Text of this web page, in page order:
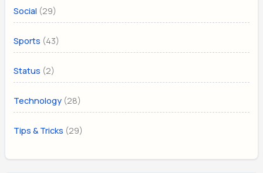
Social (29)
Sports (43)
Status (2)
Technology (28)
Tips & Tricks (29)